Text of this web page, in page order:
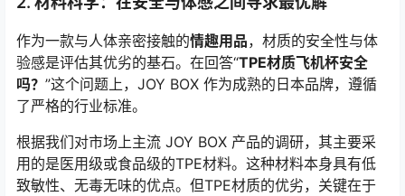
作为一款与人体亲密接触的情趣用品，材质的安全性与体
验感是评估其优劣的基石。在回答“TPE材质飞机杯安全
吗？ ”这个问题上，JOY BOX 作为成熟的日本品牌，遵循
了严格的行业标准。
根据我们对市场上主流 JOY BOX 产品的调研，其主要采
用的是医用级或食品级的TPE材料。这种材料本身具有低
致敏性、无毒无味的优点。但TPE材质的优劣，关键在于